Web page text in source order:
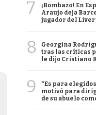
7
¡Bombazo! En
Araujo deja
jugador del
8
Georgina
tras las críticas
le dijo Cristiano
9
“Es para
motivó para
de su abuelo